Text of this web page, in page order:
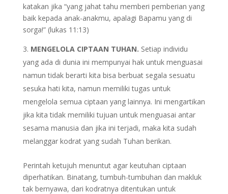
katakan jika “yang jahat tahu memberi pemberian yang
baik kepada anak-anakmu, apalagi Bapamu yang di
sorga!” (lukas 11:13)
MENGELOLA CIPTAAN TUHAN. Setiap individu
yang ada di dunia ini mempunyai hak untuk menguasai
namun tidak berarti kita bisa berbuat segala sesuatu
sesuka hati kita, namun memiliki tugas untuk
mengelola semua ciptaan yang lainnya. Ini mengartikan
jika kita tidak memiliki tujuan untuk menguasai antar
sesama manusia dan jika ini terjadi, maka kita sudah
melanggar kodrat yang sudah Tuhan berikan.
Perintah ketujuh menuntut agar keutuhan ciptaan
diperhatikan. Binatang, tumbuh-tumbuhan dan makluk
tak bernyawa, dari kodratnya ditentukan untuk